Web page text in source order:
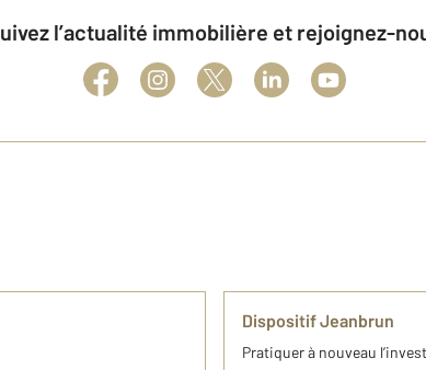
Suivez l’actualité immobilière et rejoignez-
Dispositif Jeanbrun
Pratiquer à nouveau